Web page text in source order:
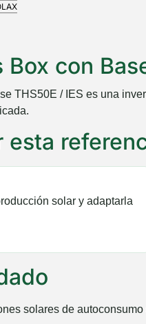
Box con
THS50E / IES es una
esta
solar y adaptarla
solares de